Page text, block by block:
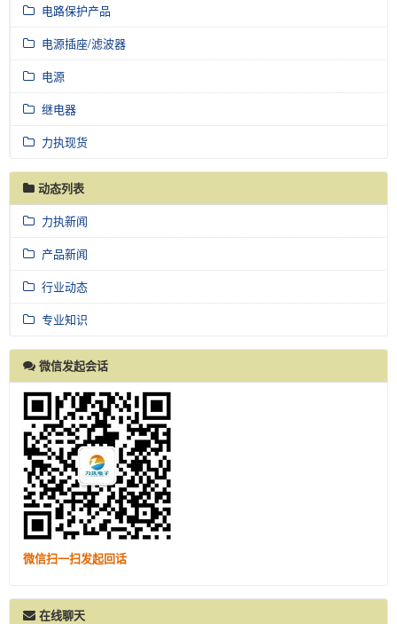
电路保护产品
电源插座/滤波器
电源
继电器
力执现货
动态列表
力执新闻
产品新闻
行业动态
专业知识
微信发起会话
微信扫一扫发起回话
在线聊天